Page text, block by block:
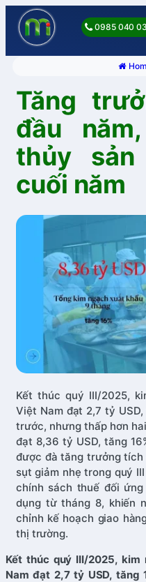
0985 040
Tăng
đầu
thủy sản
cuối năm
Kết thúc quý III/2025,
Việt Nam đạt 2,7 tỷ
trước, nhưng thấp hơn
đạt 8,36 tỷ USD, tăng
được đà tăng trưởng
sụt giảm nhẹ trong quý
chính sách thuế đối
dụng từ tháng 8, khiến
chỉnh kế hoạch giao
thị trường.
Kết thúc quý III/2025,
Nam đạt 2,7 tỷ USD,